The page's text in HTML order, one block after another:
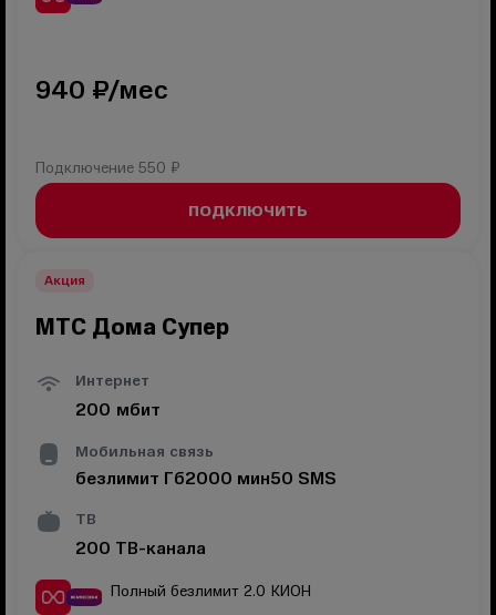
940 ₽/мес
Подключение 550 ₽
ПОДКЛЮЧИТЬ
Акция
МТС Дома Супер
Интернет
200 мбит
Мобильная связь
безлимит Гб2000 мин50 SMS
ТВ
200 ТВ-канала
Полный безлимит 2.0 КИОН